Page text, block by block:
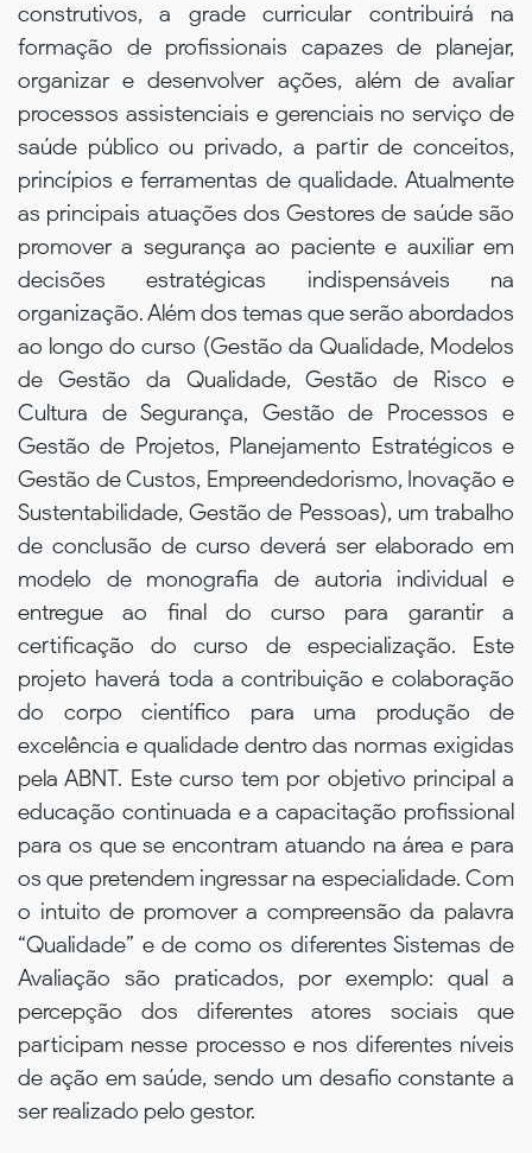
construtivos, a grade curricular contribuirá na
formação de profissionais capazes de planejar,
organizar e desenvolver ações, além de avaliar
processos assistenciais e gerenciais no serviço de
saúde público ou privado, a partir de conceitos,
princípios e ferramentas de qualidade. Atualmente
as principais atuações dos Gestores de saúde são
promover a segurança ao paciente e auxiliar em
decisões estratégicas indispensáveis na
organização. Além dos temas que serão abordados
ao longo do curso (Gestão da Qualidade, Modelos
de Gestão da Qualidade, Gestão de Risco e
Cultura de Segurança, Gestão de Processos e
Gestão de Projetos, Planejamento Estratégicos e
Gestão de Custos, Empreendedorismo, Inovação e
Sustentabilidade, Gestão de Pessoas), um trabalho
de conclusão de curso deverá ser elaborado em
modelo de monografia de autoria individual e
entregue ao final do curso para garantir a
certificação do curso de especialização. Este
projeto haverá toda a contribuição e colaboração
do corpo científico para uma produção de
excelência e qualidade dentro das normas exigidas
pela ABNT. Este curso tem por objetivo principal a
educação continuada e a capacitação profissional
para os que se encontram atuando na área e para
os que pretendem ingressar na especialidade. Com
o intuito de promover a compreensão da palavra
“Qualidade” e de como os diferentes Sistemas de
Avaliação são praticados, por exemplo: qual a
percepção dos diferentes atores sociais que
participam nesse processo e nos diferentes níveis
de ação em saúde, sendo um desafio constante a
ser realizado pelo gestor.